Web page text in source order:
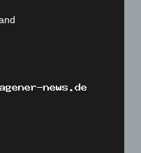
Cookies sind